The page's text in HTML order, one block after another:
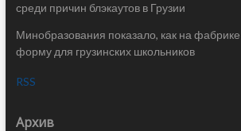
среди причин блэкаутов в Грузии
Минобразования показало, как на
форму для грузинских школьников
RSS
Архив